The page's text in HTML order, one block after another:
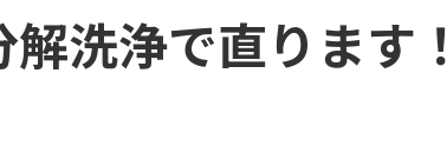
洗浄で直ります！